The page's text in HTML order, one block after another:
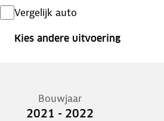
Vergelijk auto
Kies andere uitvoering
Bouwjaar
2021 - 2022